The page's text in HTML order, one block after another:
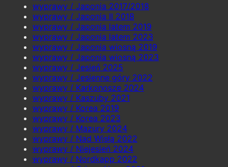
wyprawy / Japonia 2017/2018
wyprawy / Japonia II 2018
wyprawy / Japonia latem 2019
wyprawy / Japonia latem 2023
wyprawy / Japonia wiosną 2019
wyprawy / Japonia wiosną 2023
wyprawy / Jesień 2025
wyprawy / Jesienne góry 2022
wyprawy / Karkonosze 2024
wyprawy / Kaszuby 2021
wyprawy / Korea 2019
wyprawy / Korea 2023
wyprawy / Mazury 2024
wyprawy / Nad Wisłą 2022
wyprawy / Niejesień 2024
wyprawy / Nordkapp 2022